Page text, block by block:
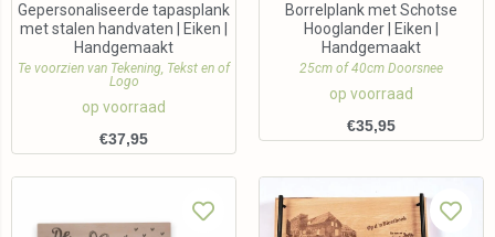
Gepersonaliseerde tapasplank
met stalen handvaten | Eiken |
Handgemaakt
Te voorzien van Tekening, Tekst en of
Logo
op voorraad
€37,95
Borrelplank met Schotse
Hooglander | Eiken |
Handgemaakt
25cm of 40cm Doorsnee
op voorraad
€35,95